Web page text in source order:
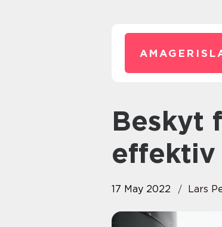
Beskyt familiens hjem med
effektiv
17 May 2022 Lars